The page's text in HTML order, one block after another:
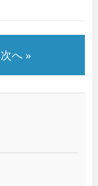
次へ »